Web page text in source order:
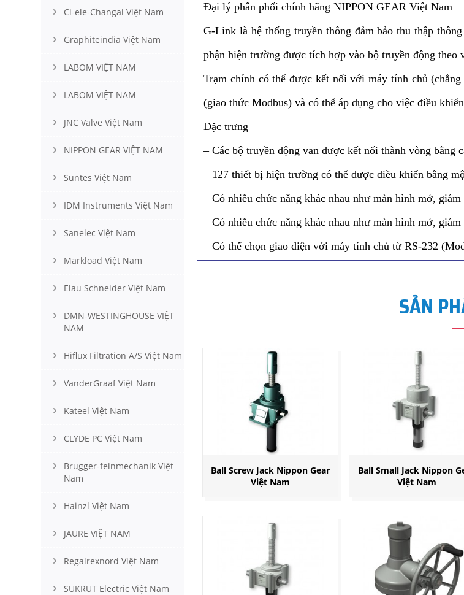
Ci-ele-Changai Việt Nam
Graphiteindia Việt Nam
LABOM VIỆT NAM
LABOM VIỆT NAM
JNC Valve Việt Nam
NIPPON GEAR VIỆT NAM
Suntes Việt Nam
IDM Instruments Việt Nam
Sanelec Việt Nam
Markload Việt Nam
Elau Schneider Việt Nam
DMN-WESTINGHOUSE VIỆT
NAM
Hiflux Filtration A/S Việt Nam
VanderGraaf Việt Nam
Kateel Việt Nam
CLYDE PC Việt Nam
Brugger-feinmechanik Việt
Nam
Hainzl Việt Nam
JAURE VIỆT NAM
Regalrexnord Việt Nam
SUKRUT Electric Việt Nam
Đại lý phân phối chính hãng NIPPON GEAR Việt Nam
G-Link là hệ thống truyền thông đảm bảo thu thập
phận hiện trường được tích hợp vào bộ truyền động theo
Trạm chính có thể được kết nối với máy tính chủ
(giao thức Modbus) và có thể áp dụng cho việc điều
Đặc trưng
– Các bộ truyền động van được kết nối thành vòng bằng
– 127 thiết bị hiện trường có thể được điều khiển bằng
– Có nhiều chức năng khác nhau như màn hình mở,
– Có nhiều chức năng khác nhau như màn hình mở,
– Có thể chọn giao diện với máy tính chủ từ RS-232
SẢN
Ball Screw Jack Nippon Gear
Việt Nam
Ball Small Jack Nippon
Việt Nam